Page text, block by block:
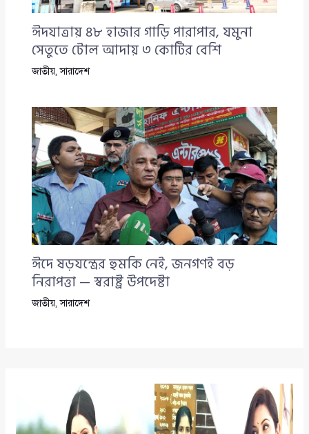
ঈদযাত্রায় ৪৮ হাজার গাড়ি পারাপার, যমুনা
সেতুতে টোল আদায় ৩ কোটির বেশি
জাতীয়,সারাদেশ
ঈদে ষড়যন্ত্রের হুমকি নেই, জনগণই বড়
নিরাপত্তা — স্বরাষ্ট্র উপদেষ্টা
জাতীয়,সারাদেশ